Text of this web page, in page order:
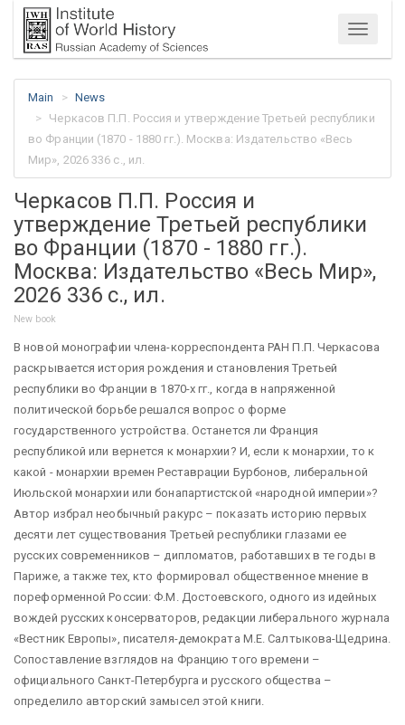
Menu
Main
News
Черкасов П.П. Россия и утверждение Третьей республики
во Франции (1870 - 1880 гг.). Москва: Издательство «Весь
Мир», 2026 336 с., ил.
Черкасов П.П. Россия и
утверждение Третьей республики
во Франции (1870 - 1880 гг.).
Москва: Издательство «Весь Мир»,
2026 336 с., ил.
New book
В новой монографии члена-корреспондента РАН П.П. Черкасова
раскрывается история рождения и становления Третьей
республики во Франции в 1870-х гг., когда в напряженной
политической борьбе решался вопрос о форме
государственного устройства. Останется ли Франция
республикой или вернется к монархии? И, если к монархии, то к
какой - монархии времен Реставрации Бурбонов, либеральной
Июльской монархии или бонапартистской «народной империи»?
Автор избрал необычный ракурс – показать историю первых
десяти лет существования Третьей республики глазами ее
русских современников – дипломатов, работавших в те годы в
Париже, а также тех, кто формировал общественное мнение в
пореформенной России: Ф.М. Достоевского, одного из идейных
вождей русских консерваторов, редакции либерального журнала
«Вестник Европы», писателя-демократа М.Е. Салтыкова-Щедрина.
Сопоставление взглядов на Францию того времени –
официального Санкт-Петербурга и русского общества –
определило авторский замысел этой книги.